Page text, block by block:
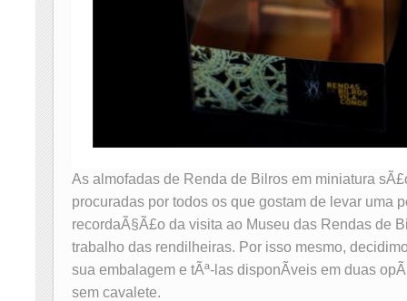
As almofadas de Renda de Bilros em miniatura
procuradas por todos os que gostam de levar uma
recordaÃ§Ã£o da visita ao Museu das Rendas de
trabalho das rendilheiras. Por isso mesmo,
sua embalagem e tÃª-las disponÃ­veis em duas
sem cavalete.